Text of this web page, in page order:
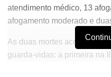
atendimento médico, 13
afogamento moderado e
As duas mortes
guarda-vidas: a primeira na